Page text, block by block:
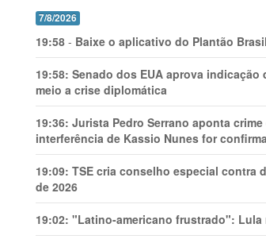
7/8/2026
19:58 - Baixe o aplicativo do Plantão
19:58: Senado dos EUA aprova indicação
meio a crise diplomática
19:36: Jurista Pedro Serrano aponta
interferência de Kassio Nunes for
19:09: TSE cria conselho especial contra
de 2026
19:02: "Latino-americano frustrado": Lula